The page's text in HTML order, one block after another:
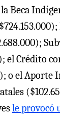
Beca
el Crédito
o el Aporte
le provocó